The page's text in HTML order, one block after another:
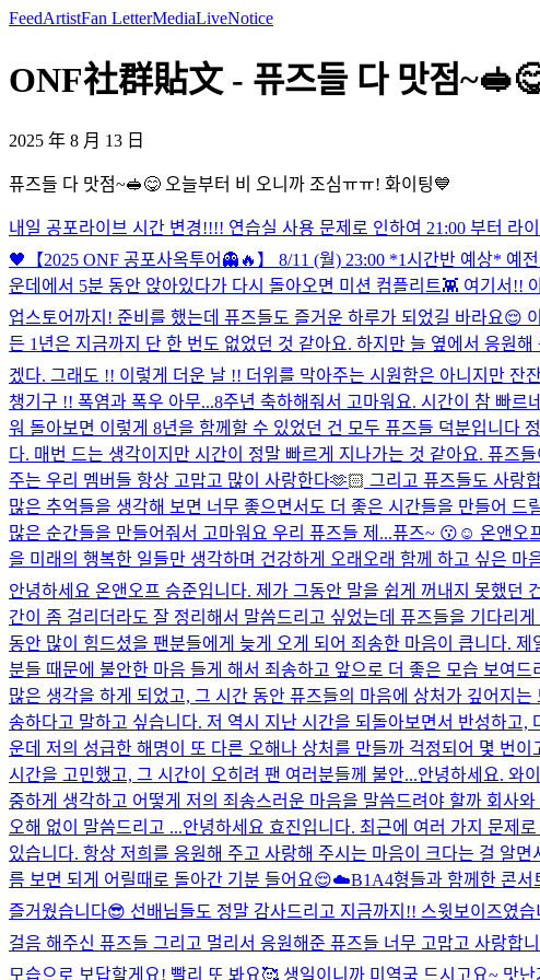
FeedArtistFan LetterMediaLiveNotice
ONF社群貼文 - 퓨즈들 다 맛점
2025 年 8 月 13 日
퓨즈들 다 맛점~🥪😋 오늘부터 비 오니까 조심ㅠㅠ! 화이팅💙
내일 공포라이브 시간 변경!!!! 연습실 사용 문제로 인하여 21:00 부터 라
🖤
【2025 ONF 공포사옥투어👻🔥】 8/11 (월) 23:00 *1시간반 예상*
운데에서 5분 동안 앉아있다가 다시 돌아오면 미션 컴플리트👾 여기서
업스토어까지! 준비를 했는데 퓨즈들도 즐거운 하루가 되었길 바라요😌
든 1년은 지금까지 단 한 번도 없었던 것 같아요. 하지만 늘 옆에서 응원
겠다. 그래도 !! 이렇게 더운 날 !! 더위를 막아주는 시원함은 아니지만
챙기구 !! 폭염과 폭우 아무...8주년 축하해줘서 고마워요. 시간이 참 빠르
워 돌아보면 이렇게 8년을 함께할 수 있었던 건 모두 퓨즈들 덕분입니다
다. 매번 드는 생각이지만 시간이 정말 빠르게 지나가는 것 같아요. 퓨즈
주는 우리 멤버들 항상 고맙고 많이 사랑한다🫶🏻 그리고 퓨즈들도 사랑
많은 추억들을 생각해 보면 너무 좋으면서도 더 좋은 시간들을 만들어
많은 순간들을 만들어줘서 고마워요 우리 퓨즈들 제...퓨즈~ 😗☺️ 온앤오
을 미래의 행복한 일들만 생각하며 건강하게 오래오래 함께 하고 싶은
안녕하세요 온앤오프 승준입니다. 제가 그동안 말을 쉽게 꺼내지 못했던
간이 좀 걸리더라도 잘 정리해서 말씀드리고 싶었는데 퓨즈들을 기다리
동안 많이 힘드셨을 팬분들에게 늦게 오게 되어 죄송한 마음이 큽니다.
분들 때문에 불안한 마음 들게 해서 죄송하고 앞으로 더 좋은 모습 보여
많은 생각을 하게 되었고, 그 시간 동안 퓨즈들의 마음에 상처가 깊어지
송하다고 말하고 싶습니다. 저 역시 지난 시간을 되돌아보면서 반성하고,
운데 저의 성급한 해명이 또 다른 오해나 상처를 만들까 걱정되어 몇 번
시간을 고민했고, 그 시간이 오히려 팬 여러분들께 불안...안녕하세요. 와
중하게 생각하고 어떻게 저의 죄송스러운 마음을 말씀드려야 할까 회사
오해 없이 말씀드리고 ...안녕하세요 효진입니다. 최근에 여러 가지 문제
있습니다. 항상 저희를 응원해 주고 사랑해 주시는 마음이 크다는 걸 알
름 보면 되게 어릴때로 돌아간 기분 들어요😌☁️B1A4형들과 함께한 콘
즐거웠습니다😎 선배님들도 정말 감사드리고 지금까지!! 스윗보이즈였습
걸음 해주신 퓨즈들 그리고 멀리서 응원해준 퓨즈들 너무 고맙고 사랑합
모습으로 보답할게요! 빨리 또 봐요🥰 생일이니까 미역국 드시고요~ 맛